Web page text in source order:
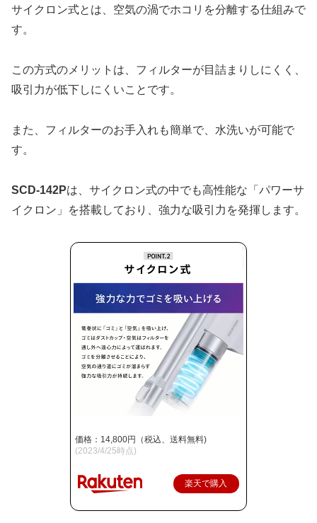
サイクロン式とは、空気の渦でホコリを分離する仕組みで
す。
この方式のメリットは、フィルターが目詰まりしにくく、
吸引力が低下しにくいことです。
また、フィルターのお手入れも簡単で、水洗いが可能で
す。
SCD-142Pは、サイクロン式の中でも高性能な「パワーサ
イクロン」を搭載しており、強力な吸引力を発揮します。
価格：14,800円（税込、送料無料)
(2023/4/25時点)
楽天で購入